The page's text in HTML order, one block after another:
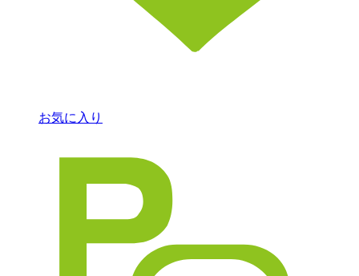
お気に入り